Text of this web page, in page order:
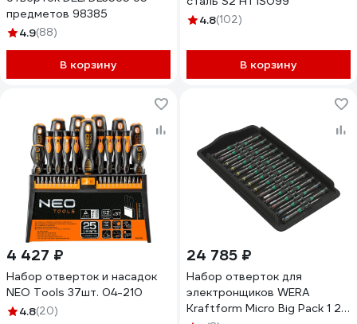
предметов 98385
4.9(88)
В корзину
4.8(102)
В корзину
4 427 ₽
Набор отверток и насадок
NEO Tools 37шт. 04-210
4.8(20)
24 785 ₽
Набор отверток для
электронщиков WERA
Kraftform Micro Big Pack 1 25